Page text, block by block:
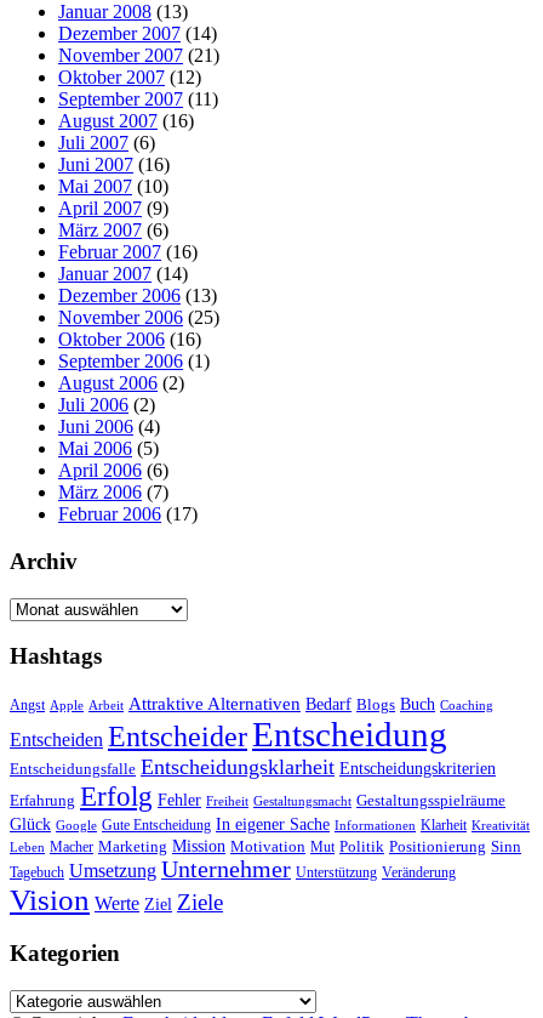
Januar 2008 (13)
Dezember 2007 (14)
November 2007 (21)
Oktober 2007 (12)
September 2007 (11)
August 2007 (16)
Juli 2007 (6)
Juni 2007 (16)
Mai 2007 (10)
April 2007 (9)
März 2007 (6)
Februar 2007 (16)
Januar 2007 (14)
Dezember 2006 (13)
November 2006 (25)
Oktober 2006 (16)
September 2006 (1)
August 2006 (2)
Juli 2006 (2)
Juni 2006 (4)
Mai 2006 (5)
April 2006 (6)
März 2006 (7)
Februar 2006 (17)
Archiv
Archiv
Hashtags
Angst Apple Arbeit Attraktive Alternativen Bedarf Blogs Buch Coaching
Entscheiden EntscheiderEntscheidung
Entscheidungsfalle Entscheidungsklarheit Entscheidungskriterien
Erfahrung Erfolg Fehler Freiheit Gestaltungsmacht Gestaltungsspielräume
Glück Google Gute Entscheidung In eigener Sache Informationen Klarheit Kreativität
Leben Macher Marketing Mission Motivation Mut Politik Positionierung Sinn
Tagebuch Umsetzung Unternehmer Unterstützung Veränderung
Vision Werte Ziel Ziele
Kategorien
Kategorien